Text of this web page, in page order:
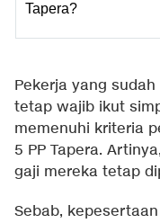
Tapera?
Pekerja yang
tetap wajib ikut
memenuhi kriteria
5 PP Tapera.
gaji mereka tetap
Sebab,